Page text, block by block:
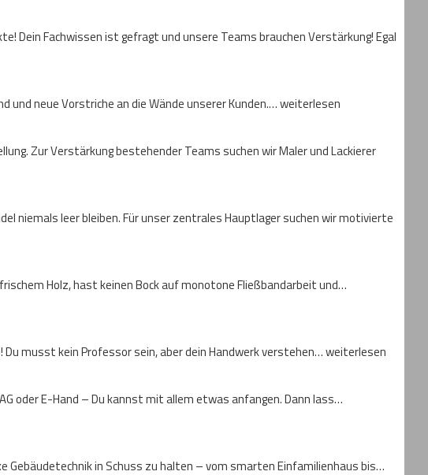
Dein Fachwissen ist gefragt und unsere Teams brauchen Verstärkung! Egal
und neue Vorstriche an die Wände unserer Kunden.… weiterlesen
Zur Verstärkung bestehender Teams suchen wir Maler und Lackierer
niemals leer bleiben. Für unser zentrales Hauptlager suchen wir motivierte
Holz, hast keinen Bock auf monotone Fließbandarbeit und…
musst kein Professor sein, aber dein Handwerk verstehen… weiterlesen
oder E-Hand – Du kannst mit allem etwas anfangen. Dann lass…
Gebäudetechnik in Schuss zu halten – vom smarten Einfamilienhaus bis…